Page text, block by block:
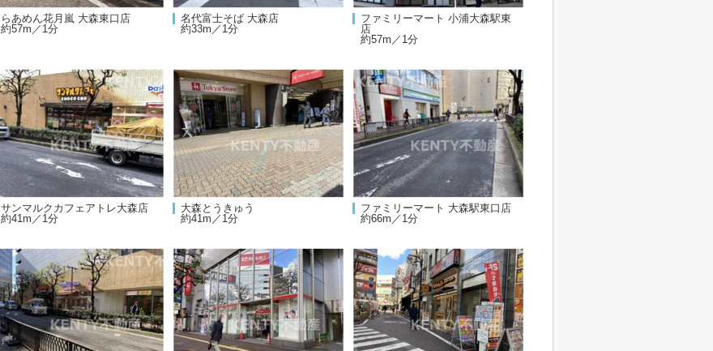
らあめん花月嵐 大森東口店
約57m／1分
名代富士そば 大森店
約33m／1分
ファミリーマート 小浦大森駅東
店
約57m／1分
サンマルクカフェアトレ大森店
約41m／1分
大森とうきゅう
約41m／1分
ファミリーマート 大森駅東口店
約66m／1分